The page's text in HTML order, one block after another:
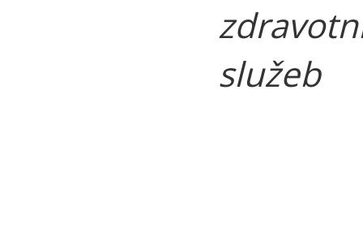
služeb